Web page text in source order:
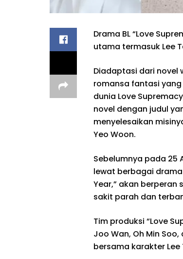
Drama BL “Love
utama termasuk Lee
Diadaptasi dari novel
romansa fantasi yang
dunia Love
novel dengan judul
menyelesaikan
Yeo Woon.
Sebelumnya pada 25
lewat berbagai drama
Year,” akan berperan
sakit parah dan
Tim produksi “Love
Joo Wan, Oh Min
bersama karakter